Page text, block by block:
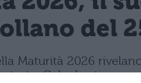
del
Maturità 2026
testa. Cala